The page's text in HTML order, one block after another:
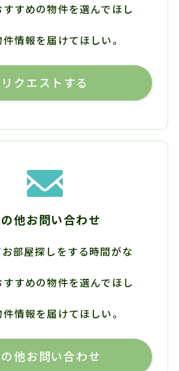
すすめの物件を選んでほし
情報を届けてほしい。
リクエストする
他お問い合わせ
部屋探しをする時間がな
すすめの物件を選んでほし
情報を届けてほしい。
他お問い合わせ